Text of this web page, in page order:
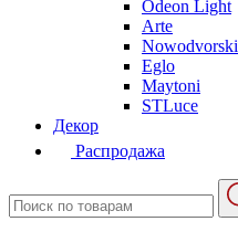
Odeon Light
Arte
Nowodvorski
Eglo
Maytoni
STLuce
Декор
Распродажа